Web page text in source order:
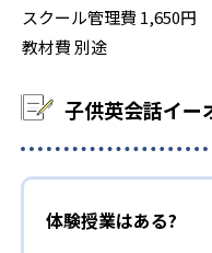
スクール管理費 1,650円
教材費 別途
子供英会話イー
体験授業はある?